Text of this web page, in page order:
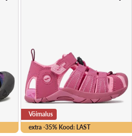
extra -35% Kood: LAST
Võimalus